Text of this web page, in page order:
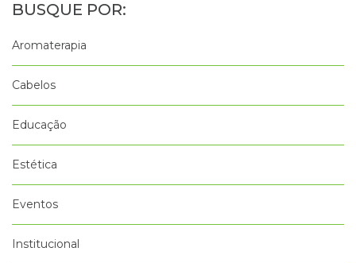
Aromaterapia
Cabelos
Educação
Estética
Eventos
Institucional